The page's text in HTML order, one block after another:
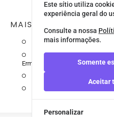
MAIS RECENTES
Serra do Marão
Parque Natural do Alvão
Ermelo)
Senhora da Graça
Castelo de Guimarães
Este sítio utiliza
experiência geral do
Consulte a nossa
mais informações.
Somente
Aceitar
Personalizar